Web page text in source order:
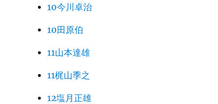
10今川卓治
10田原伯
11山本達雄
11梶山季之
12塩月正雄